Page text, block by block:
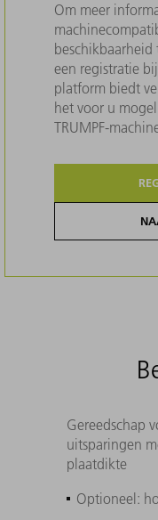
Om meer
een registratie
platform biedt
het voor u
TRUMPF-
Gereedschap
uitsparingen
plaatdikte
Optioneel: